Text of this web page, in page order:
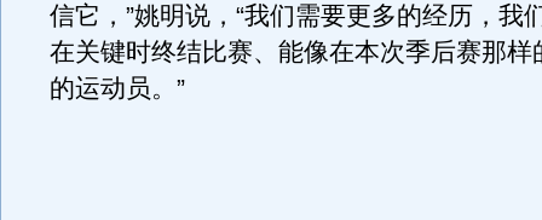
信它，”姚明说，“我们需要更多的经历，我
在关键时终结比赛、能像在本次季后赛那样
的运动员。”